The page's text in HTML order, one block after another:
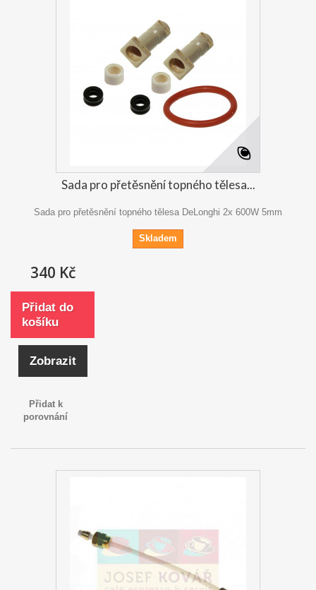
Sada pro přetěsnění topného tělesa...
Sada pro přetěsnění topného tělesa DeLonghi 2x 600W 5mm
Skladem
340 Kč
Přidat do
košíku
Zobrazit
Přidat k
porovnání